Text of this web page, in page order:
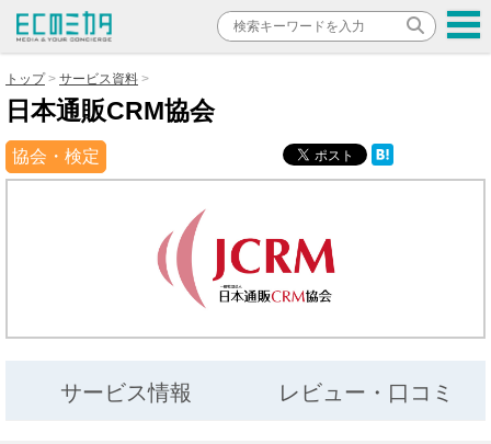
トップ サービス資料
日本通販CRM協会
協会・検定
サービス情報 レビュー・口コミ